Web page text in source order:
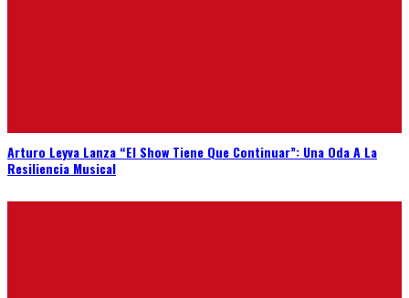
Arturo Leyva Lanza “El Show Tiene Que Continuar”: Una Oda A La
Resiliencia Musical